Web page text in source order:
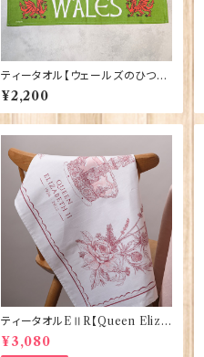
ティータオル【ウェールズのひつ
じ】Elgate Products 50001-C
¥2,200
ティータオルEⅡR【Queen Eliza
bethⅡ Commemorative】Vict
oria Eggs 50128
¥3,080